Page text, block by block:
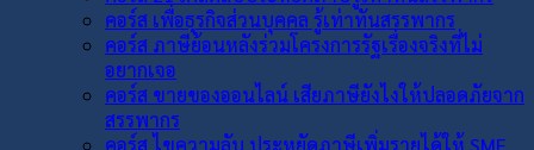
คอร์ส เพื่อธุรกิจส่วนบุคคล รู้เท่าทันสรรพากร
คอร์ส ภาษีย้อนหลังร่วมโครงการรัฐเรื่องจริงที่ไม่
อยากเจอ
คอร์ส ขายของออนไลน์ เสียภาษียังไงให้ปลอดภัยจาก
สรรพากร
คอร์ส ไขความลับ ประหยัดภาษีเพิ่มรายได้ให้ SME